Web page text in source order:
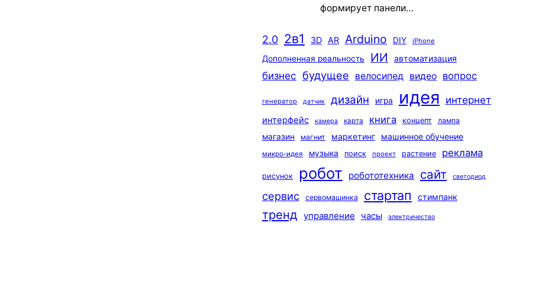
формирует панели…
2.0 2в1 3D AR Arduino DIY iPhone
Дополненная реальность ИИ автоматизация
бизнес будущее велосипед видео вопрос
генератор датчик дизайн игра идея интернет
интерфейс камера карта книга концепт лампа
магазин магнит маркетинг машинное обучение
микро-идея музыка поиск проект растение реклама
рисунок робот робототехника сайт светодиод
сервис сервомашинка стартап стимпанк
тренд управление часы электричество